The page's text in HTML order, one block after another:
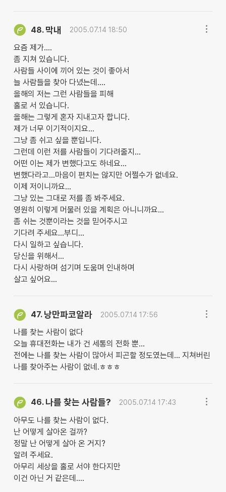
48. 막내 2005.07.14 18:50
요즘 제가....
좀 지쳐 있습니다.
사람들 사이에 끼어 있는 것이 좋아서
늘 사람들을 찾아 다녔는데....
올해의 저는 그런 사람들을 피해
홀로 서 있습니다.
올해는 그렇게 혼자 지내고자 합니다.
제가 너무 이기적이지요...
그냥 좀 쉬고 싶을 뿐입니다.
그런데 이런 저를 사람들이 기다려줄지...
어떤 이는 제가 변했다고도 하네요...
변했다라고...마음이 편치는 않지만 어쩔수가 없네요.
이제 저이니까요...
그냥 있는 그대로 저를 좀 봐주세요.
영원히 이렇게 머물러 있을 계획은 아니니까요...
좀 쉬는 것뿐이라는 것을 믿어주시고
기다려 주세요...부디...
다시 일하고 싶습니다.
당신을 위해서...
다시 사랑하며 섬기며 도움며 인내하며
살고 싶어요...
47. 낭만파코알라 2005.07.14 17:56
나를 찾는 사람이 없다
오늘 휴대전화는 내가 건 세통의 전화 뿐...
전에는 나를 찾는 사람이 많아서 피곤할 정도였는데... 지쳐버린
나를 찾아주는 사람이 없네.ㅎㅎㅎ
46. 나를 찾는 사람들? 2005.07.14 17:43
아무도 나를 찾는 사람이 없다.
난 어떻게 살아온 걸까?
정말 난 어떻게 살아 온 거지?
알려 주세요.
아무리 세상을 홀로 서야 한다지만
이건 아닌 거 같은데....